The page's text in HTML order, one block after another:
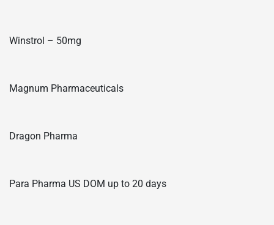
Winstrol – 50mg
Magnum Pharmaceuticals
Dragon Pharma
Para Pharma US DOM up to 20 days